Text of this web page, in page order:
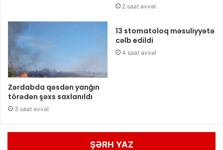
2 saat əvvəl
Zərdabda qəsdən yanğın
törədən şəxs saxlanıldı
3 saat əvvəl
13 stomatoloq məsuliyyətə
cəlb edildi
4 saat əvvəl
ŞƏRH YAZ